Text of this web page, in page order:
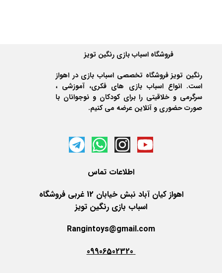
فروشگاه اسباب بازی رنگین تویز
رنگین تویز فروشگاه تخصصی اسباب بازی در اهواز
است. انواع اسباب بازی های فکری، آموزشی ،
سرگرمی و خلاقیتی را برای کودکان و نوجوانان با
صورت حضوری و آنلاین عرضه می کنیم.
اطلاعات تماس
اهواز کیان آباد نبش خیابان 12 غربی فروشگاه
اسباب بازی رنگین تویز
Rangintoys@gmail.com
09906502320